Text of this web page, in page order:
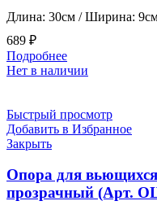
Длина: 30см / Ширина:
689 ₽
Подробнее
Нет в наличии
Быстрый просмотр
Добавить в Избранное
Закрыть
Опора для
прозрачный (Арт.